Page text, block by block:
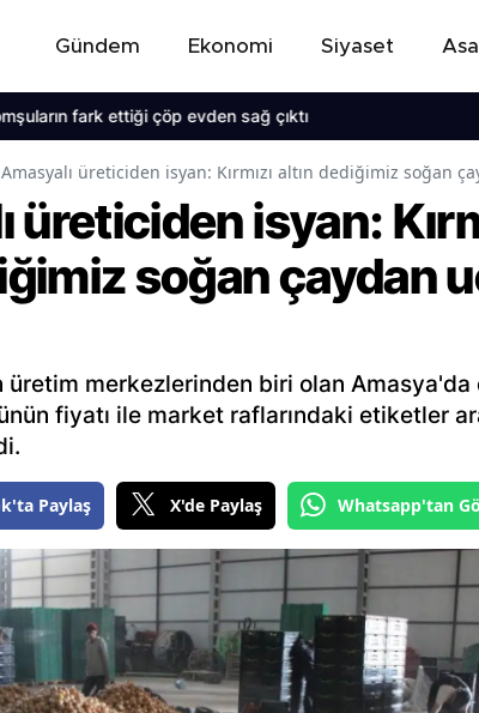
Gündem Ekonomi Siyaset
fark ettiği çöp evden sağ çıktı
Amasyalı üreticiden isyan: Kırmızı altın dediğimiz soğan
üreticiden isyan:
soğan çaydan
üretim merkezlerinden biri olan
fiyatı ile market raflarındaki etiketler
Paylaş X'de Paylaş Whatsapp'tan